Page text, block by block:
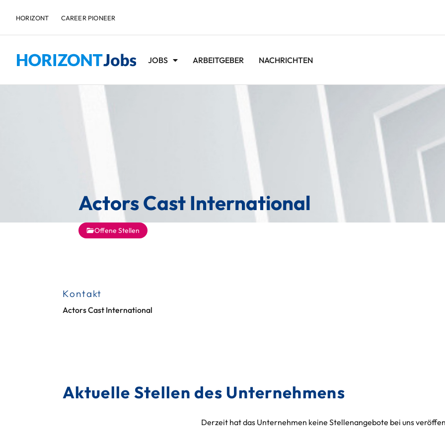
HORIZONT CAREER PIONEER
JOBS ARBEITGEBER NACHRICHTEN
Actors Cast International
Offene Stellen
Kontakt
Actors Cast International
Aktuelle Stellen des Unternehmens
Derzeit hat das Unternehmen keine Stellenangebote bei uns